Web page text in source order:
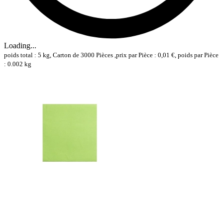
Loading...
poids total : 5 kg, Carton de 3000 Pièces ,prix par Pièce : 0,01 €, poids par Pièce
: 0.002 kg